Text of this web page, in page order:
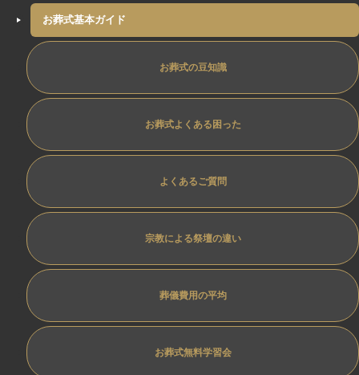
お葬式基本ガイド
お葬式の豆知識
お葬式よくある困った
よくあるご質問
宗教による祭壇の違い
葬儀費用の平均
お葬式無料学習会